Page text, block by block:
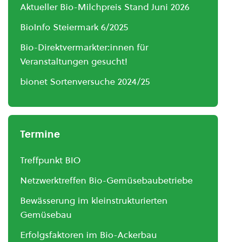
Aktueller Bio-Milchpreis Stand Juni 2026
BioInfo Steiermark 6/2025
Bio-Direktvermarkter:innen für
Veranstaltungen gesucht!
bionet Sortenversuche 2024/25
Termine
Treffpunkt BIO
Netzwerktreffen Bio-Gemüsebaubetriebe
Bewässerung im kleinstrukturierten
Gemüsebau
Erfolgsfaktoren im Bio-Ackerbau